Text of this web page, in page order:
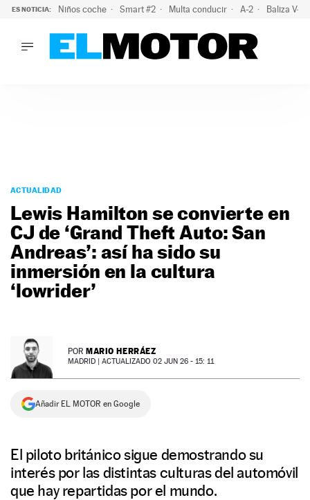
ES NOTICIA: Niños coche Smart #2 Multa conducir A-2 Baliza V-
PODCAST
MOTOS
TECNOLOGÍA
SUPERCOCHES
MOTORTV
PREMIOS
SERVICIOS
SÍGUENOS
ACTUALIDAD
Lewis Hamilton se convierte en
CJ de ‘Grand Theft Auto: San
Andreas’: así ha sido su
inmersión en la cultura
‘lowrider’
POR MARIO HERRÁEZ
MADRID | ACTUALIZADO 02 JUN 26 - 15: 11
Añadir EL MOTOR en Google
El piloto británico sigue demostrando su
interés por las distintas culturas del automóvil
que hay repartidas por el mundo.